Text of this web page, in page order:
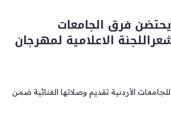
فرق الجامعات
الاعلامية لمهرجان
الأردنية تقديم وصلاتها الغنائية ضمن